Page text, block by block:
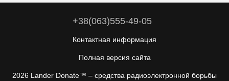
+38(063)555-49-05
Контактная информация
Полная версия сайта
2026 Lander Donate™ – средства радиоэлектронной борьбы